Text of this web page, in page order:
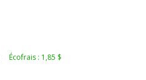
Écofrais : 1,85 $